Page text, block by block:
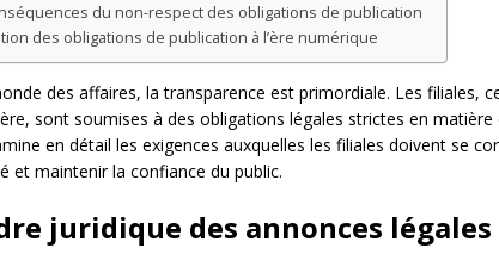
du non-respect des obligations de publication
des obligations de publication à l’ère numérique
des affaires, la transparence est primordiale. Les filiales,
sont soumises à des obligations légales strictes en matière
en détail les exigences auxquelles les filiales doivent se
et maintenir la confiance du public.
juridique des annonces